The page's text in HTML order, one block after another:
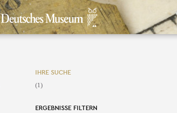
IHRE SUCHE
(1)
ERGEBNISSE FILTERN